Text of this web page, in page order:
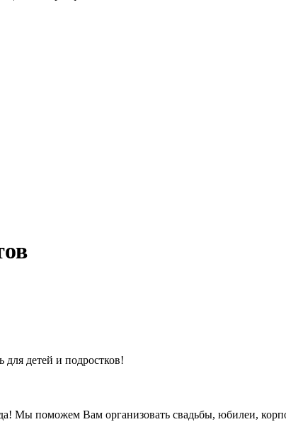
для детей и подростков!
Мы поможем Вам организовать свадьбы, юбилеи,